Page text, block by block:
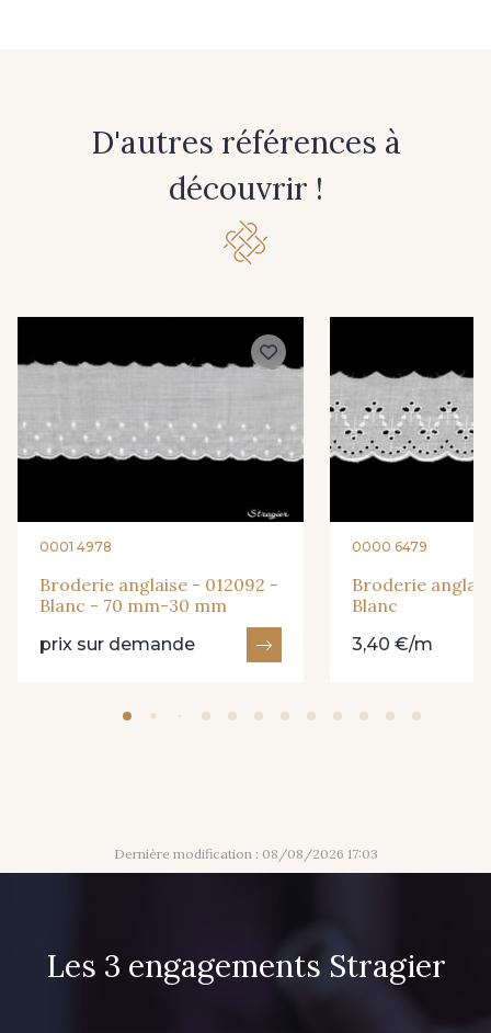
D'autres références à
découvrir !
0001 4978
Broderie anglaise - 012092 -
Blanc - 70 mm-30 mm
prix sur demande
0000 6479
Broderie
Blanc
3,40 €/m
Dernière modification : 08/08/2026 17:03
Les 3 engagements Stragier